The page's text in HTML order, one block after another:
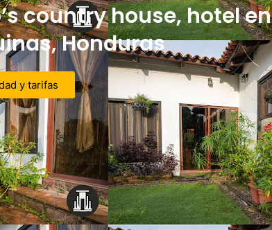
country house, hotel en
Honduras
y tarifas